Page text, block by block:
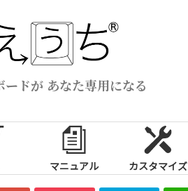
ードが あなた専用になる
マニュアル カスタマイズ